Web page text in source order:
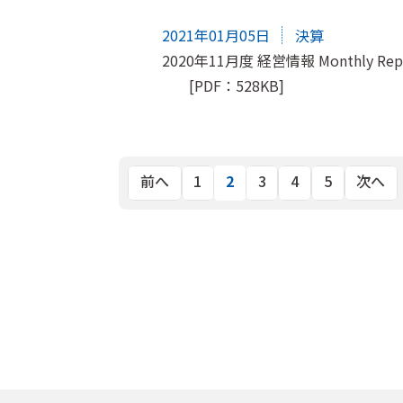
2021年01月05日
決算
2020年11月度 経営情報 Monthly
[PDF：528KB]
前へ 1 2 3 4 5 次へ